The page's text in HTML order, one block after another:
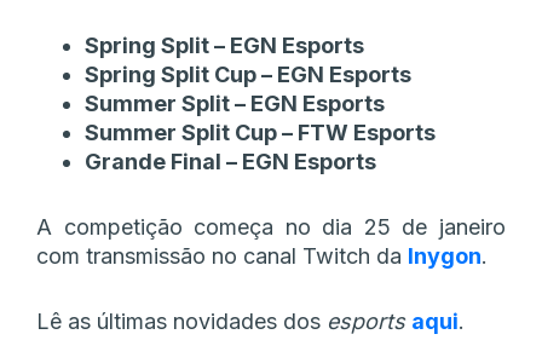
Spring Split – EGN Esports
Spring Split Cup – EGN Esports
Summer Split – EGN Esports
Summer Split Cup – FTW Esports
Grande Final – EGN Esports
A competição começa no dia 25 de janeiro
com transmissão no canal Twitch da Inygon.
Lê as últimas novidades dos esports aqui.